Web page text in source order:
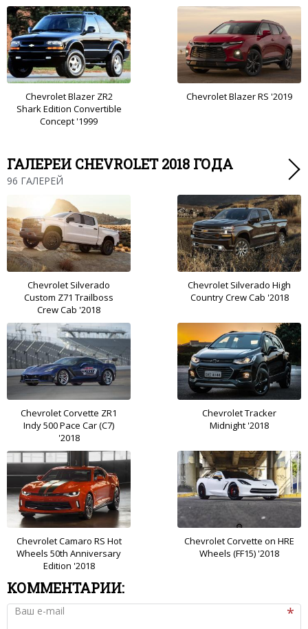
Chevrolet Blazer ZR2
Shark Edition Convertible
Concept '1999
Chevrolet Blazer RS '2019
ГАЛЕРЕИ CHEVROLET 2018 ГОДА
96 ГАЛЕРЕЙ
Chevrolet Silverado
Custom Z71 Trailboss
Crew Cab '2018
Chevrolet Silverado High
Country Crew Cab '2018
Chevrolet Corvette ZR1
Indy 500 Pace Car (C7)
'2018
Chevrolet Tracker
Midnight '2018
Chevrolet Camaro RS Hot
Wheels 50th Anniversary
Edition '2018
Chevrolet Corvette on HRE
Wheels (FF15) '2018
КОММЕНТАРИИ:
Ваш e-mail